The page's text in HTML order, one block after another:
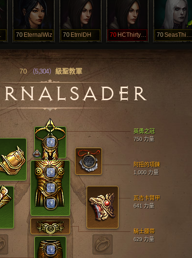
70 EternalWiz 70 EtrnlDH 70 HCThirtyFive 70 SeasThiEight
70 （5,304） 級聖教軍
英勇之冠
750 力量
瓦吉卡臂甲
641 力量
騎士腰帶
629 力量
阿扭的項鍊
1,000 力量